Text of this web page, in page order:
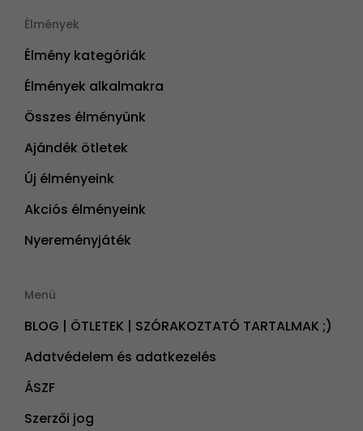
Élmények
Élmény kategóriák
Élmények alkalmakra
Összes élményünk
Ajándék ötletek
Új élményeink
Akciós élményeink
Nyereményjáték
Menü
BLOG | ÖTLETEK | SZÓRAKOZTATÓ TARTALMAK ;)
Adatvédelem és adatkezelés
ÁSZF
Szerzői jog